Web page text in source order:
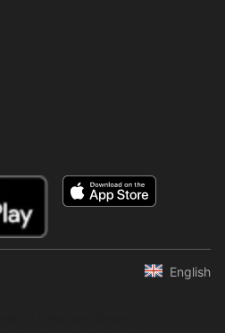
English